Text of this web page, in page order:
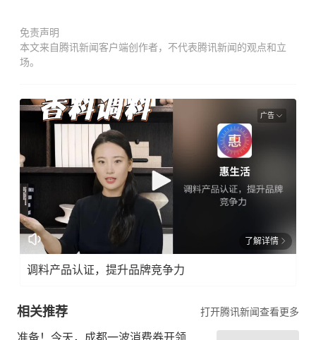
免责声明
本文来自腾讯新闻客户端创作者，不代表腾讯新闻的观点和立
场。
广告
了解详情
调料产品认证，提升品牌竞争力
相关推荐 打开腾讯新闻查看更多